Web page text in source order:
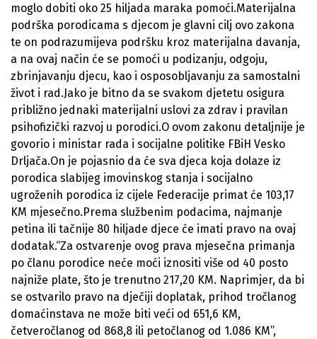
moglo dobiti oko 25 hiljada maraka pomoći.Materijalna
podrška porodicama s djecom je glavni cilj ovo zakona
te on podrazumijeva podršku kroz materijalna davanja,
a na ovaj način će se pomoći u podizanju, odgoju,
zbrinjavanju djecu, kao i osposobljavanju za samostalni
život i rad.Jako je bitno da se svakom djetetu osigura
približno jednaki materijalni uslovi za zdrav i pravilan
psihofizički razvoj u porodici.O ovom zakonu detaljnije je
govorio i ministar rada i socijalne politike FBiH Vesko
Drljača.On je pojasnio da će sva djeca koja dolaze iz
porodica slabijeg imovinskog stanja i socijalno
ugroženih porodica iz cijele Federacije primat će 103,17
KM mjesečno.Prema službenim podacima, najmanje
petina ili tačnije 80 hiljade djece će imati pravo na ovaj
dodatak.“Za ostvarenje ovog prava mjesečna primanja
po članu porodice neće moći iznositi više od 40 posto
najniže plate, što je trenutno 217,20 KM. Naprimjer, da bi
se ostvarilo pravo na dječiji doplatak, prihod tročlanog
domaćinstava ne može biti veći od 651,6 KM,
četveročlanog od 868,8 ili petočlanog od 1.086 KM”,